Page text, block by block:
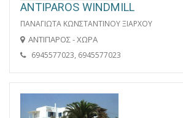
ANTIPAROS WINDMILL
ΠΑΝΑΓΙΩΤΑ ΚΩΝΣΤΑΝΤΙΝΟΥ ΞΙΑΡΧΟΥ
ΑΝΤΙΠΑΡΟΣ - ΧΩΡΑ
6945577023, 6945577023